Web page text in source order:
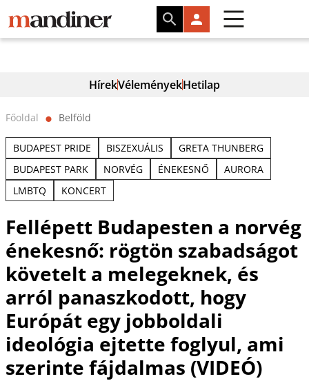
HírekVéleményekHetilap
Főoldal ⬤ Belföld
BUDAPEST PRIDE BISZEXUÁLIS
GRETA THUNBERG
BUDAPEST PARK
NORVÉG ÉNEKESNŐ
AURORA
LMBTQ
KONCERT
Fellépett Budapesten a norvég
énekesnő: rögtön szabadságot
követelt a melegeknek, és
arról panaszkodott, hogy
Európát egy jobboldali
ideológia ejtette foglyul, ami
szerinte fájdalmas (VIDEÓ)